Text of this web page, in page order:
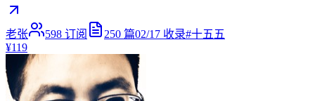
老张 598 订阅 250 篇02/17 收录#十五五
¥119